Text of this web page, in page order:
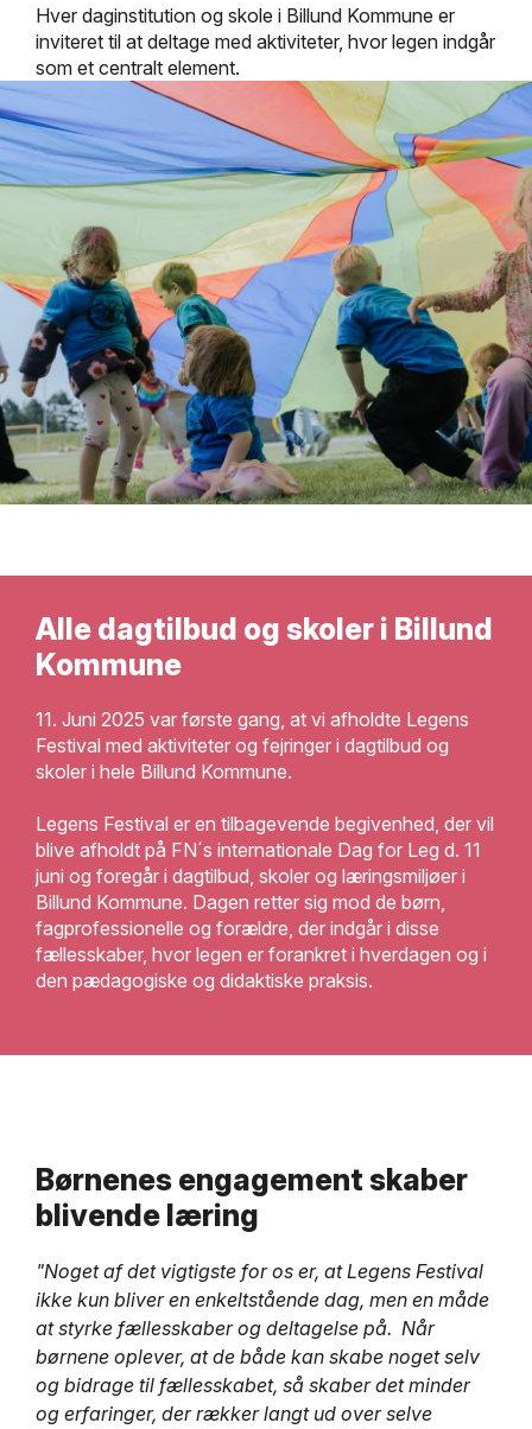
Hver daginstitution og skole i Billund Kommune er
inviteret til at deltage med aktiviteter, hvor legen indgår
som et centralt element.
Alle dagtilbud og skoler i Billund
Kommune
11. Juni 2025 var første gang, at vi afholdte Legens
Festival med aktiviteter og fejringer i dagtilbud og
skoler i hele Billund Kommune.
Legens Festival er en tilbagevende begivenhed, der vil
blive afholdt på FN´s internationale Dag for Leg d. 11
juni og foregår i dagtilbud, skoler og læringsmiljøer i
Billund Kommune. Dagen retter sig mod de børn,
fagprofessionelle og forældre, der indgår i disse
fællesskaber, hvor legen er forankret i hverdagen og i
den pædagogiske og didaktiske praksis.
Børnenes engagement skaber
blivende læring
"Noget af det vigtigste for os er, at Legens Festival
ikke kun bliver en enkeltstående dag, men en måde
at styrke fællesskaber og deltagelse på. Når
børnene oplever, at de både kan skabe noget selv
og bidrage til fællesskabet, så skaber det minder
og erfaringer, der rækker langt ud over selve